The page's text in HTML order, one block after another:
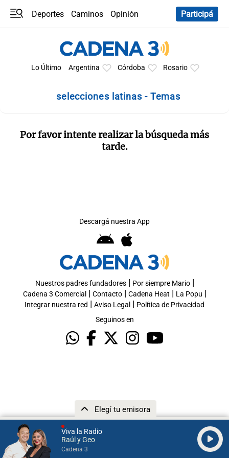
Viva la Radio
Raúl y Geo
Cadena 3
Elegí tu emisora
Deportes Caminos
Opinión
Participá
Lo Último Argentina Córdoba Rosario
selecciones latinas - Temas
Por favor intente realizar la búsqueda más
tarde.
Descargá nuestra App
Nuestros padres fundadores| Por siempre Mario|
Cadena 3 Comercial | Contacto| Cadena Heat | La Popu |
Integrar nuestra red | Aviso Legal | Política de Privacidad
Seguinos en